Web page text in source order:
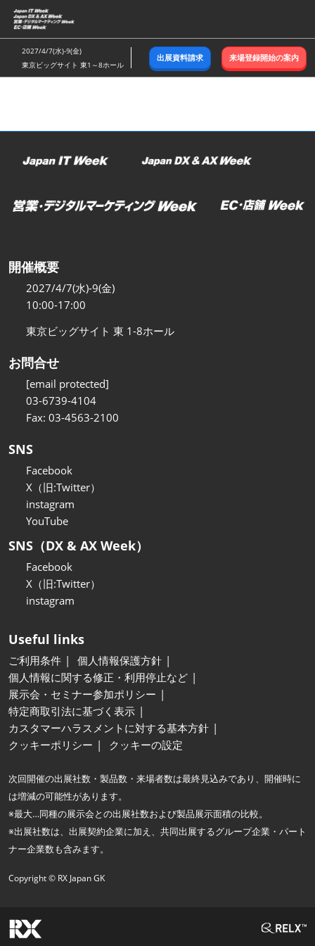
ス
キ
ッ
し
む
2027/4/7(水)-9(金)
東京ビッグサイト 東1～8ホール
出展資料請求 来場登録開始の案内
開催概要
2027/4/7(水)-9(金)
10:00-17:00
東京ビッグサイト 東 1-8ホール
お問合せ
[email protected]
03-6739-4104
Fax: 03-4563-2100
SNS
Facebook
X（旧:Twitter）
instagram
YouTube
SNS（DX & AX Week）
Facebook
X（旧:Twitter）
instagram
Useful links
ご利用条件
個人情報保護方針
個人情報に関する修正・利用停止など
展示会・セミナー参加ポリシー
特定商取引法に基づく表示
カスタマーハラスメントに対する基本方針
クッキーポリシー
クッキーの設定
次回開催の出展社数・製品数・来場者数は最終見込みであり、開催時に
は増減の可能性があります。
※最大…同種の展示会との出展社数および製品展示面積の比較。
※出展社数は、出展契約企業に加え、共同出展するグループ企業・パート
ナー企業数も含みます。
Copyright © RX Japan GK